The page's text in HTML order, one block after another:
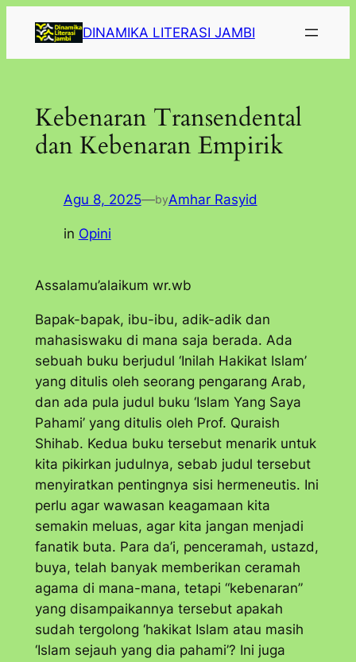
konten
DINAMIKA LITERASI JAMBI
Kebenaran Transendental
dan Kebenaran Empirik
Agu 8, 2025—byAmhar Rasyid
in Opini
Assalamu’alaikum wr.wb
Bapak-bapak, ibu-ibu, adik-adik dan
mahasiswaku di mana saja berada. Ada
sebuah buku berjudul ‘Inilah Hakikat Islam’
yang ditulis oleh seorang pengarang Arab,
dan ada pula judul buku ‘Islam Yang Saya
Pahami’ yang ditulis oleh Prof. Quraish
Shihab. Kedua buku tersebut menarik untuk
kita pikirkan judulnya, sebab judul tersebut
menyiratkan pentingnya sisi hermeneutis. Ini
perlu agar wawasan keagamaan kita
semakin meluas, agar kita jangan menjadi
fanatik buta. Para da’i, penceramah, ustazd,
buya, telah banyak memberikan ceramah
agama di mana-mana, tetapi “kebenaran”
yang disampaikannya tersebut apakah
sudah tergolong ‘hakikat Islam atau masih
‘Islam sejauh yang dia pahami’? Ini juga